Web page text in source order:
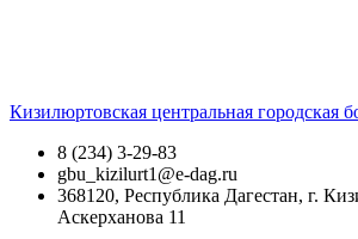
Кизилюртовская центральная городская
8 (234) 3-29-83
gbu_kizilurt1@e-dag.ru
368120, Республика Дагестан, г.
Аскерханова 11